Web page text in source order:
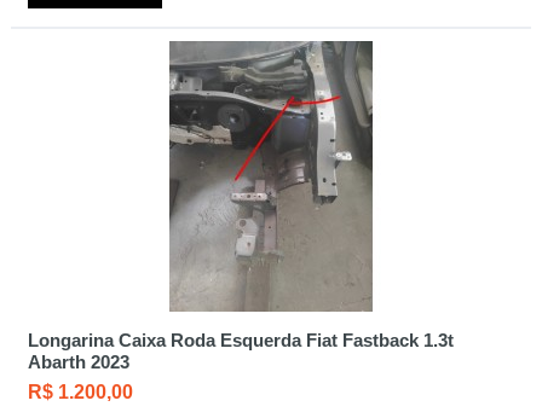
Longarina Caixa Roda Esquerda Fiat Fastback 1.3t
Abarth 2023
R$ 1.200,00